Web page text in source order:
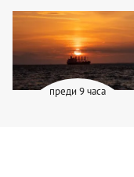
преди 9 часа